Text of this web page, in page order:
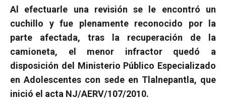
Al efectuarle una revisión se le encontró un
cuchillo y fue plenamente reconocido por la
parte afectada, tras la recuperación de la
camioneta, el menor infractor quedó a
disposición del Ministerio Público Especializado
en Adolescentes con sede en Tlalnepantla, que
inició el acta NJ/AERV/107/2010.